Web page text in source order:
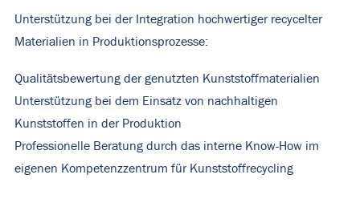
Unterstützung bei der Integration hochwertiger recycelter
Materialien in Produktionsprozesse:
Qualitätsbewertung der genutzten Kunststoffmaterialien
Unterstützung bei dem Einsatz von nachhaltigen
Kunststoffen in der Produktion
Professionelle Beratung durch das interne Know-How im
eigenen Kompetenzzentrum für Kunststoffrecycling